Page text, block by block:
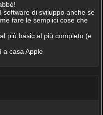
di sviluppo anche se
fare le semplici cose che
più basic al più completo (e
a casa Apple